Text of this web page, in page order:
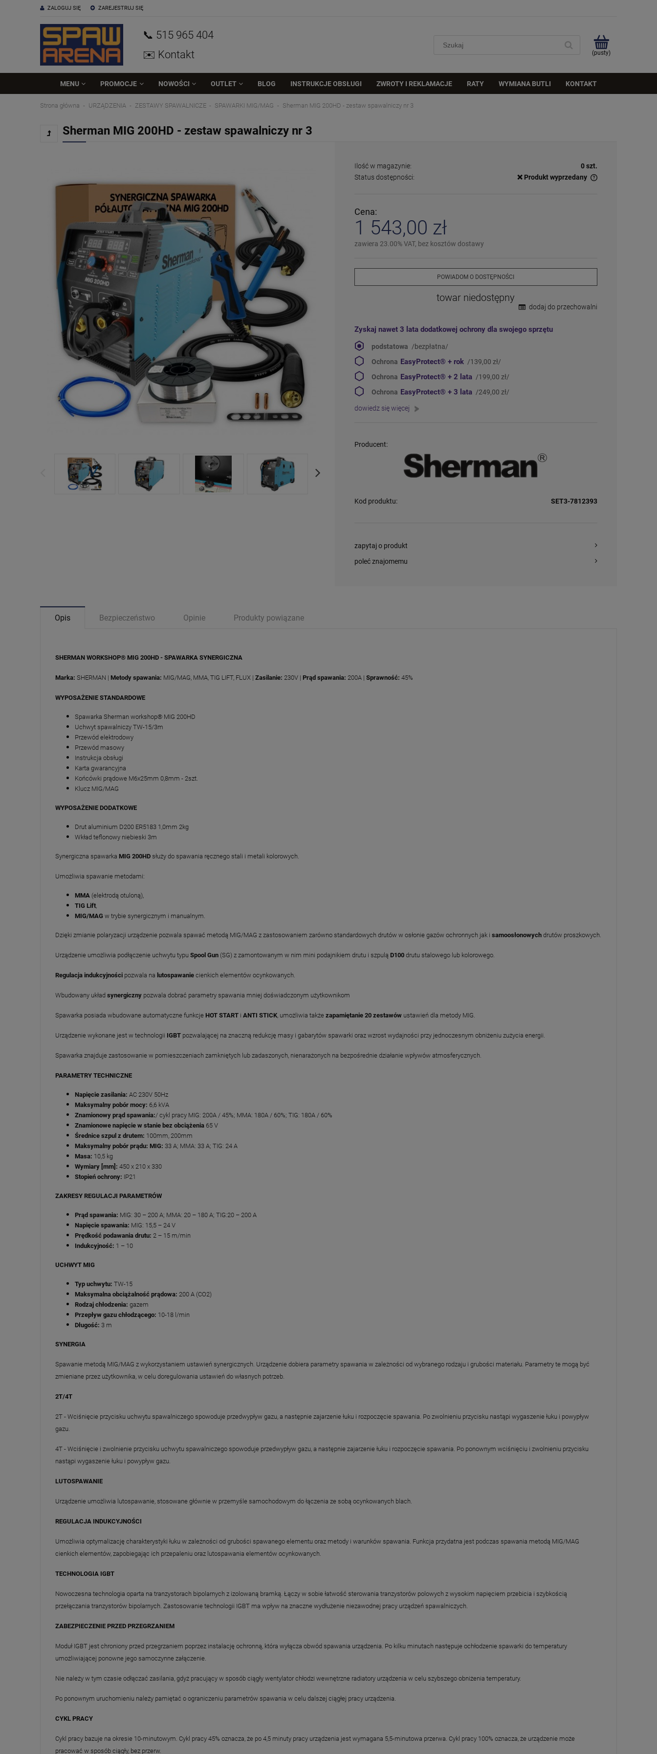
ZAREJESTRUJ SIĘ
ZALOGUJ SIĘ
📞 515 965 404
✉️ Kontakt
(pusty)
MENU PROMOCJE NOWOŚCI OUTLET BLOG INSTRUKCJE OBSŁUGI ZWROTY I REKLAMACJE RATY WYMIANA BUTLI KONTAKT
Strona główna URZĄDZENIA ZESTAWY SPAWALNICZE SPAWARKI MIG/MAG Sherman MIG 200HD - zestaw spawalniczy nr 3
Sherman MIG 200HD - zestaw spawalniczy nr 3
Ilość w magazynie:
0 szt.
Status dostępności:
❌ Produkt wyprzedany
⛔Wycofany
Cena:
1 543,00 zł
zawiera 23.00% VAT, bez kosztów dostawy
POWIADOM O DOSTĘPNOŚCI
towar niedostępny
dodaj do przechowalni
Zyskaj nawet 3 lata dodatkowej ochrony dla swojego sprzętu
podstatowa /bezpłatna/
Ochrona EasyProtect® + rok /139,00 zł/
Ochrona EasyProtect® + 2 lata /199,00 zł/
Ochrona EasyProtect® + 3 lata /249,00 zł/
dowiedz się więcej
Producent:
Kod produktu: SET3-7812393
zapytaj o produkt
poleć znajomemu
Opis Bezpieczeństwo Opinie Produkty powiązane
SHERMAN WORKSHOP® MIG 200HD - SPAWARKA SYNERGICZNA
Marka: SHERMAN | Metody spawania: MIG/MAG, MMA, TIG LIFT, FLUX | Zasilanie: 230V | Prąd spawania: 200A | Sprawność: 45%
WYPOSAŻENIE STANDARDOWE
Spawarka Sherman workshop® MIG 200HD
Uchwyt spawalniczy TW-15/3m
Przewód elektrodowy
Przewód masowy
Instrukcja obsługi
Karta gwarancyjna
Końcówki prądowe M6x25mm 0,8mm - 2szt.
Klucz MIG/MAG
WYPOSAŻENIE DODATKOWE
Drut aluminium D200 ER5183 1,0mm 2kg
Wkład teflonowy niebieski 3m
Synergiczna spawarka MIG 200HD służy do spawania ręcznego stali i metali kolorowych.
Umożliwia spawanie metodami:
MMA (elektrodą otuloną),
TIG Lift,
MIG/MAG w trybie synergicznym i manualnym.
Dzięki zmianie polaryzacji urządzenie pozwala spawać metodą MIG/MAG z zastosowaniem zarówno standardowych drutów w osłonie gazów ochronnych jak i samoosłonowych drutów proszkowych.
Urządzenie umożliwia podłączenie uchwytu typu Spool Gun (SG) z zamontowanym w nim mini podajnikiem drutu i szpulą D100 drutu stalowego lub kolorowego.
Regulacja indukcyjności pozwala na lutospawanie cienkich elementów ocynkowanych.
Wbudowany układ synergiczny pozwala dobrać parametry spawania mniej doświadczonym użytkownikom
Spawarka posiada wbudowane automatyczne funkcje HOT START i ANTI STICK, umożliwia także zapamiętanie 20 zestawów ustawień dla metody MIG.
Urządzenie wykonane jest w technologii IGBT pozwalającej na znaczną redukcję masy i gabarytów spawarki oraz wzrost wydajności przy jednoczesnym obniżeniu zużycia energii.
Spawarka znajduje zastosowanie w pomieszczeniach zamkniętych lub zadaszonych, nienarażonych na bezpośrednie działanie wpływów atmosferycznych.
PARAMETRY TECHNICZNE
Napięcie zasilania: AC 230V 50Hz
Maksymalny pobór mocy: 6,6 kVA
Znamionowy prąd spawania:/ cykl pracy MIG: 200A / 45%; MMA: 180A / 60%; TIG: 180A / 60%
Znamionowe napięcie w stanie bez obciążenia 65 V
Średnice szpul z drutem: 100mm, 200mm
Maksymalny pobór prądu: MIG: 33 A; MMA: 33 A; TIG: 24 A
Masa: 10,5 kg
Wymiary [mm]: 450 x 210 x 330
Stopień ochrony: IP21
ZAKRESY REGULACJI PARAMETRÓW
Prąd spawania: MIG: 30 – 200 A; MMA: 20 – 180 A; TIG:20 – 200 A
Napięcie spawania: MIG: 15,5 – 24 V
Prędkość podawania drutu: 2 – 15 m/min
Indukcyjność: 1 – 10
UCHWYT MIG
Typ uchwytu: TW-15
Maksymalna obciążalność prądowa: 200 A (CO2)
Rodzaj chłodzenia: gazem
Przepływ gazu chłodzącego: 10-18 l/min
Długość: 3 m
SYNERGIA
Spawanie metodą MIG/MAG z wykorzystaniem ustawień synergicznych. Urządzenie dobiera parametry spawania w zależności od wybranego rodzaju i grubości materiału. Parametry te mogą być
zmieniane przez użytkownika, w celu doregulowania ustawień do własnych potrzeb.
2T/4T
2T - Wciśnięcie przycisku uchwytu spawalniczego spowoduje przedwypływ gazu, a następnie zajarzenie łuku i rozpoczęcie spawania. Po zwolnieniu przycisku nastąpi wygaszenie łuku i powypływ
gazu.
4T - Wciśnięcie i zwolnienie przycisku uchwytu spawalniczego spowoduje przedwypływ gazu, a następnie zajarzenie łuku i rozpoczęcie spawania. Po ponownym wciśnięciu i zwolnieniu przycisku
nastąpi wygaszenie łuku i powypływ gazu.
LUTOSPAWANIE
Urządzenie umożliwia lutospawanie, stosowane głównie w przemyśle samochodowym do łączenia ze sobą ocynkowanych blach.
REGULACJA INDUKCYJNOŚCI
Umożliwia optymalizację charakterystyki łuku w zależności od grubości spawanego elementu oraz metody i warunków spawania. Funkcja przydatna jest podczas spawania metodą MIG/MAG
cienkich elementów, zapobiegając ich przepaleniu oraz lutospawania elementów ocynkowanych.
TECHNOLOGIA IGBT
Nowoczesna technologia oparta na tranzystorach bipolarnych z izolowaną bramką. Łączy w sobie łatwość sterowania tranzystorów polowych z wysokim napięciem przebicia i szybkością
przełączania tranzystorów bipolarnych. Zastosowanie technologii IGBT ma wpływ na znaczne wydłużenie niezawodnej pracy urządzeń spawalniczych.
ZABEZPIECZENIE PRZED PRZEGRZANIEM
Moduł IGBT jest chroniony przed przegrzaniem poprzez instalację ochronną, która wyłącza obwód spawania urządzenia. Po kilku minutach następuje ochłodzenie spawarki do temperatury
umożliwiającej ponowne jego samoczynne załączenie.
Nie należy w tym czasie odłączać zasilania, gdyż pracujący w sposób ciągły wentylator chłodzi wewnętrzne radiatory urządzenia w celu szybszego obniżenia temperatury.
Po ponownym uruchomieniu należy pamiętać o ograniczeniu parametrów spawania w celu dalszej ciągłej pracy urządzenia.
CYKL PRACY
Cykl pracy bazuje na okresie 10-minutowym. Cykl pracy 45% oznacza, że po 4,5 minuty pracy urządzenia jest wymagana 5,5-minutowa przerwa. Cykl pracy 100% oznacza, że urządzenie może
pracować w sposób ciągły, bez przerw.